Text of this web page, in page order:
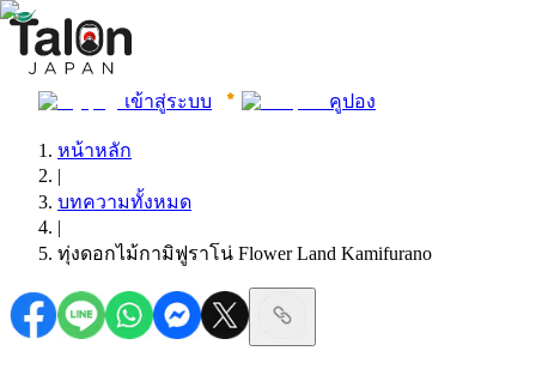
เข้าสู่ระบบ คูปอง
หน้าหลัก
|
บทความทั้งหมด
|
ทุ่งดอกไม้กามิฟูราโน่ Flower Land Kamifurano